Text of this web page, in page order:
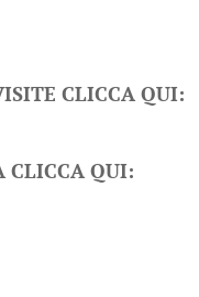
CLICCA QUI:
CLICCA QUI: